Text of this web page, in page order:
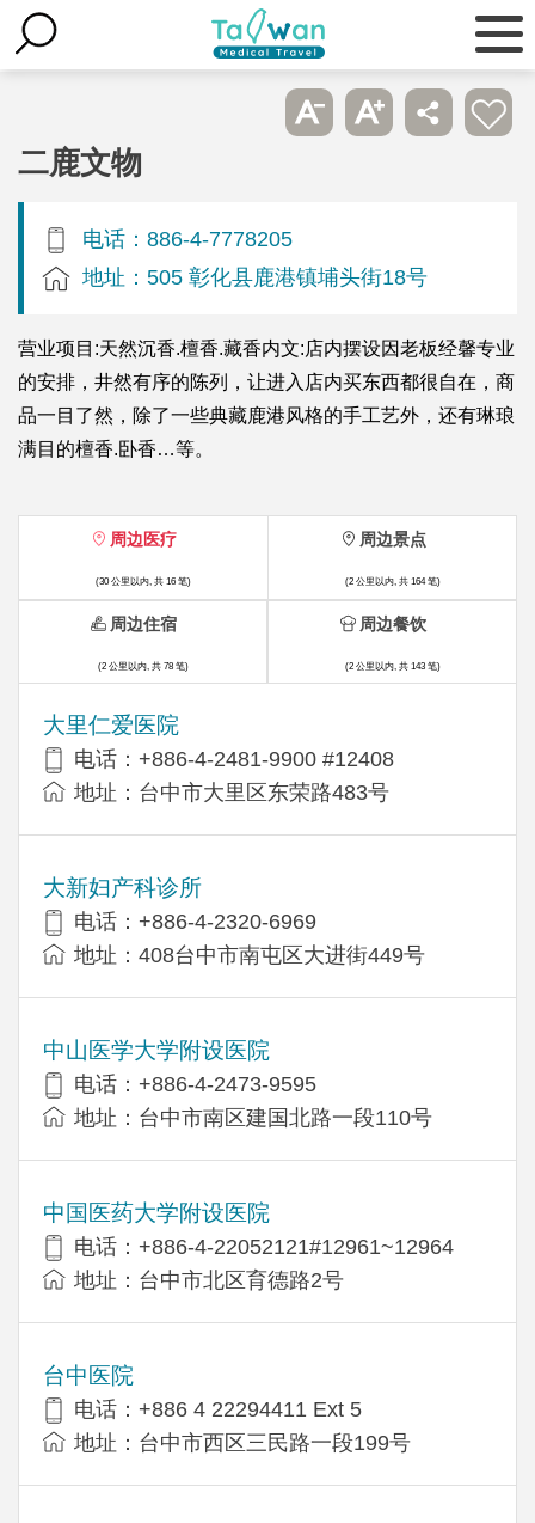
二鹿文物
电话：886-4-7778205
地址：505 彰化县鹿港镇埔头街18号
营业项目:天然沉香.檀香.藏香内文:店内摆设因老板经馨专业
的安排，井然有序的陈列，让进入店内买东西都很自在，商
品一目了然，除了一些典藏鹿港风格的手工艺外，还有琳琅
满目的檀香.卧香…等。
周边医疗
(30 公里以内, 共 16 笔)
大里仁爱医院
电话：+886-4-2481-9900 #12408
地址：台中市大里区东荣路483号
大新妇产科诊所
电话：+886-4-2320-6969
地址：408台中市南屯区大进街449号
中山医学大学附设医院
电话：+886-4-2473-9595
地址：台中市南区建国北路一段110号
中国医药大学附设医院
电话：+886-4-22052121#12961~12964
地址：台中市北区育德路2号
台中医院
电话：+886 4 22294411 Ext 5
地址：台中市西区三民路一段199号
周边景点
(2 公里以内, 共 164 笔)
周边住宿
(2 公里以内, 共 78 笔)
周边餐饮
(2 公里以内, 共 143 笔)